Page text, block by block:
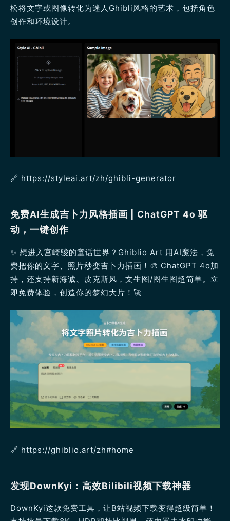
松将文字或图像转化为迷人Ghibli风格的艺术，包括角色
创作和环境设计。
🔗 https://styleai.art/zh/ghibli-generator
免费AI生成吉卜力风格插画 | ChatGPT 4o 驱
动，一键创作
✨ 想进入宫崎骏的童话世界？Ghiblio Art 用AI魔法，免
费把你的文字、照片秒变吉卜力插画！🎨 ChatGPT 4o加
持，还支持新海诚、皮克斯风，文生图/图生图超简单。立
即免费体验，创造你的梦幻大片！🚀
🔗 https://ghiblio.art/zh#home
发现DownKyi：高效Bilibili视频下载神器
DownKyi这款免费工具，让B站视频下载变得超级简单！